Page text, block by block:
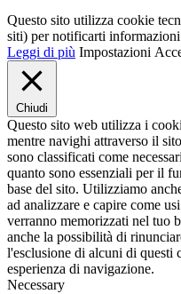
Questo sito utilizza cookie
siti) per notificarti
Leggi di più Impostazioni
Chiudi
Questo sito web utilizza i
mentre navighi attraverso il
sono classificati come
quanto sono essenziali per il
base del sito. Utilizziamo
ad analizzare e capire come
verranno memorizzati nel tuo
anche la possibilità di
l'esclusione di alcuni di questi
esperienza di navigazione.
Necessary